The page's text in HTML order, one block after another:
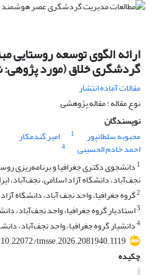
ارائه الگوی توسعه روستایی
گردشگری خلاق (مورد
مقالات آماده انتشار
نوع مقاله : مقاله پژوهشی
نویسندگان
محبوبه سلطانپور
1 امیر گندمکار
احمد خادم الحسینی
4
1 دانشجوی دکتری جغرافیا و برنامه‌ریزی
نجف‌آباد، دانشگاه آزاد اسلامی، نجف‌آباد،
2گروه جغرافیا، واحد نجف آباد، دانشگاه
3استادیار گروه جغرافیا، واحد نجف‌آباد،
4دانشیار گروه جغرافیا، واحد نجف‌آباد،
10.22072/tmsse.2026.2081940.1119
چکیده